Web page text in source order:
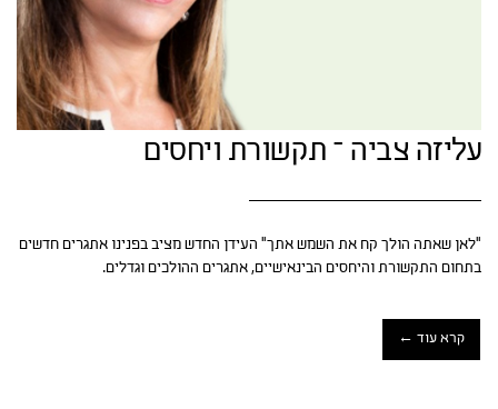
עליזה צביה – תקשורת ויחסים
"לאן שאתה הולך קח את השמש אתך" העידן החדש מציב בפנינו אתגרים חדשים
בתחום התקשורת והיחסים הבינאישיים, אתגרים ההולכים וגדלים.
קרא עוד ←